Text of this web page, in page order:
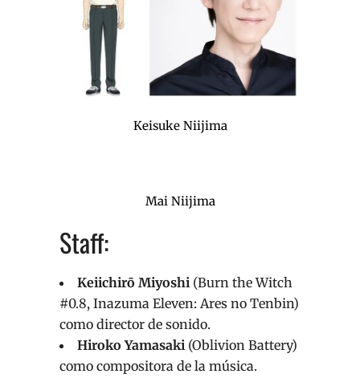
Keisuke Niijima
Mai Niijima
Staff:
Keiichirō Miyoshi (Burn the Witch
#0.8, Inazuma Eleven: Ares no Tenbin)
como director de sonido.
Hiroko Yamasaki (Oblivion Battery)
como compositora de la música.